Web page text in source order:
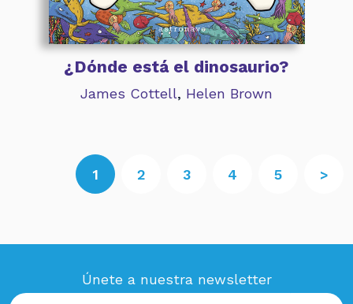
¿Dónde está el dinosaurio?
James Cottell, Helen Brown
1 2 3 4 5 >
Únete a nuestra newsletter